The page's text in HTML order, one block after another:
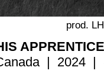
prod.
APPRENTICE
| 2024 |